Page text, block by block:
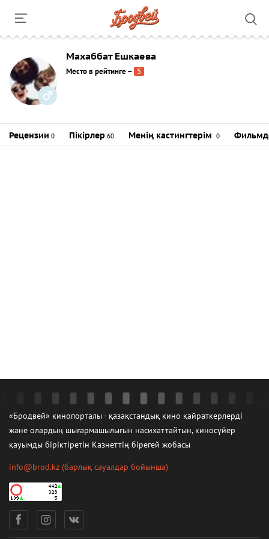
Махаббат Ешкаева
Место в рейтинге– 5
Рецензии 0 Пікірлер 60 Менің кастингтерім 0
«Бродвей» кинопорталы - қазақстандық кино қайраткерлерді
және олардың шығармашылығын насихаттайтын, киносүйер
қауымды біріктіретін Казнеттің бірегей жобасы
info@brod.kz (барлық сауалдар бойынша)